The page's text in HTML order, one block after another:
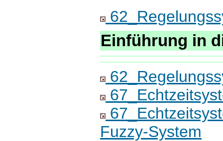
Einführung in
Fuzzy-System